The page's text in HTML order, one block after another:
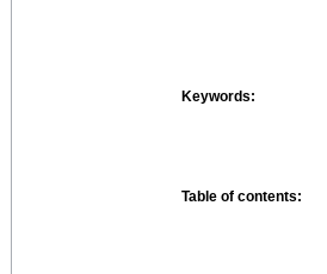
Keywords:
Table of contents: